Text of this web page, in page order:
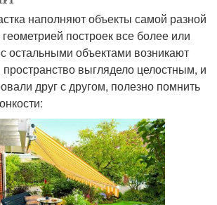
наполняют объекты самой разной
построек все более или
остальными объектами возникают
выглядело целостным, и
друг с другом, полезно помнить